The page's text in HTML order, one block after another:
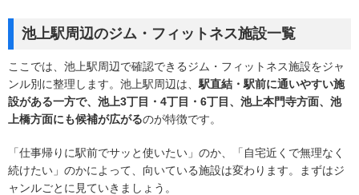
池上駅周辺のジム・フィットネス施設一覧
ここでは、池上駅周辺で確認できるジム・フィットネス施設をジャ
ンル別に整理します。池上駅周辺は、 駅直結・駅前に通いやすい施
設がある一方で、池上3丁目・4丁目・6丁目、池上本門寺方面、池
上橋方面にも候補が広がるのが特徴です。
「仕事帰りに駅前でサッと使いたい」のか、「自宅近くで無理なく
続けたい」のかによって、向いている施設は変わります。まずはジ
ャンルごとに見ていきましょう。